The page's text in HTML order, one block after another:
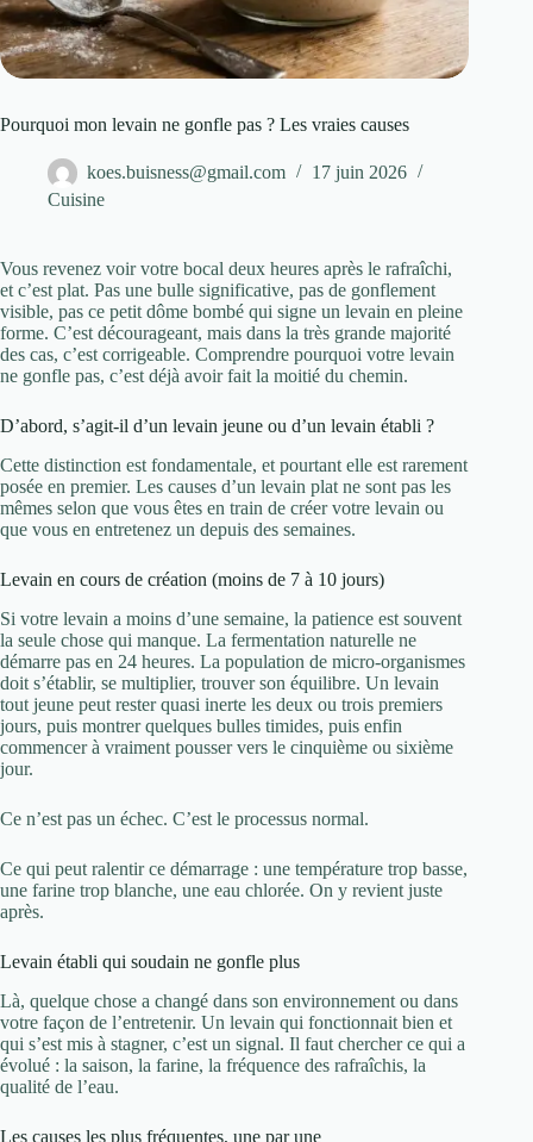
Pourquoi mon levain ne gonfle pas ? Les vraies causes
koes.buisness@gmail.com
17 juin 2026
Cuisine
Vous revenez voir votre bocal deux heures après le rafraîchi,
et c’est plat. Pas une bulle significative, pas de gonflement
visible, pas ce petit dôme bombé qui signe un levain en pleine
forme. C’est décourageant, mais dans la très grande majorité
des cas, c’est corrigeable. Comprendre pourquoi votre levain
ne gonfle pas, c’est déjà avoir fait la moitié du chemin.
D’abord, s’agit-il d’un levain jeune ou d’un levain établi ?
Cette distinction est fondamentale, et pourtant elle est rarement
posée en premier. Les causes d’un levain plat ne sont pas les
mêmes selon que vous êtes en train de créer votre levain ou
que vous en entretenez un depuis des semaines.
Levain en cours de création (moins de 7 à 10 jours)
Si votre levain a moins d’une semaine, la patience est souvent
la seule chose qui manque. La fermentation naturelle ne
démarre pas en 24 heures. La population de micro-organismes
doit s’établir, se multiplier, trouver son équilibre. Un levain
tout jeune peut rester quasi inerte les deux ou trois premiers
jours, puis montrer quelques bulles timides, puis enfin
commencer à vraiment pousser vers le cinquième ou sixième
jour.
Ce n’est pas un échec. C’est le processus normal.
Ce qui peut ralentir ce démarrage : une température trop basse,
une farine trop blanche, une eau chlorée. On y revient juste
après.
Levain établi qui soudain ne gonfle plus
Là, quelque chose a changé dans son environnement ou dans
votre façon de l’entretenir. Un levain qui fonctionnait bien et
qui s’est mis à stagner, c’est un signal. Il faut chercher ce qui a
évolué : la saison, la farine, la fréquence des rafraîchis, la
qualité de l’eau.
Les causes les plus fréquentes, une par une